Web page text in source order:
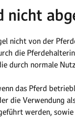
nicht
nicht von der
die
durch normale
das Pferd
die Verwendung
werden,